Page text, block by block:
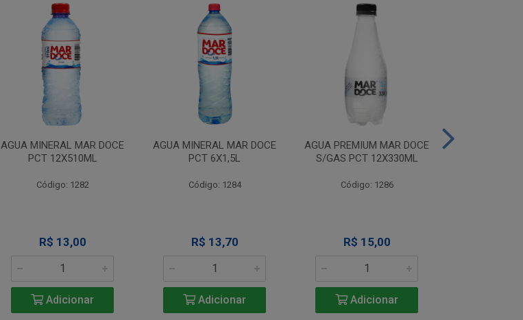
AGUA MINERAL MAR DOCE
PCT 12X510ML
Código: 1282
R$ 13,00
Adicionar
AGUA MINERAL MAR DOCE
PCT 6X1,5L
Código: 1284
R$ 13,70
Adicionar
AGUA PREMIUM MAR DOCE
S/GAS PCT 12X330ML
Código: 1286
R$ 15,00
Adicionar